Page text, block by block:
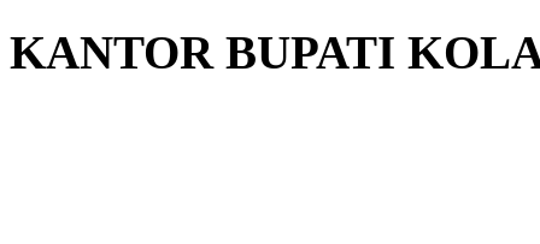
KANTOR BUPATI